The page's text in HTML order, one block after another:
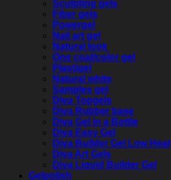
Sculpting gels
Fiber gels
Powergel
Nail art gel
Natural look
One coat/color gel
Plastigel
Natural white
Samples gel
Diva Topgels
Diva Rubber base
Diva Gel in a Bottle
Diva Easy Gel
Diva Builder Gel Low Heat
Diva Art Gels
Diva Liquid Builder Gel
Gelpolish